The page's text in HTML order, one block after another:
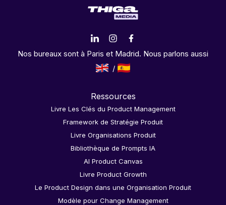
Nos bureaux sont à Paris et Madrid. Nous parlons aussi
Ressources
Livre Les Clés du Product Management
Framework de Stratégie Produit
Livre Organisations Produit
Bibliothèque de Prompts IA
AI Product Canvas
Livre Product Growth
Le Product Design dans une Organisation Produit
Modèle pour Change Management